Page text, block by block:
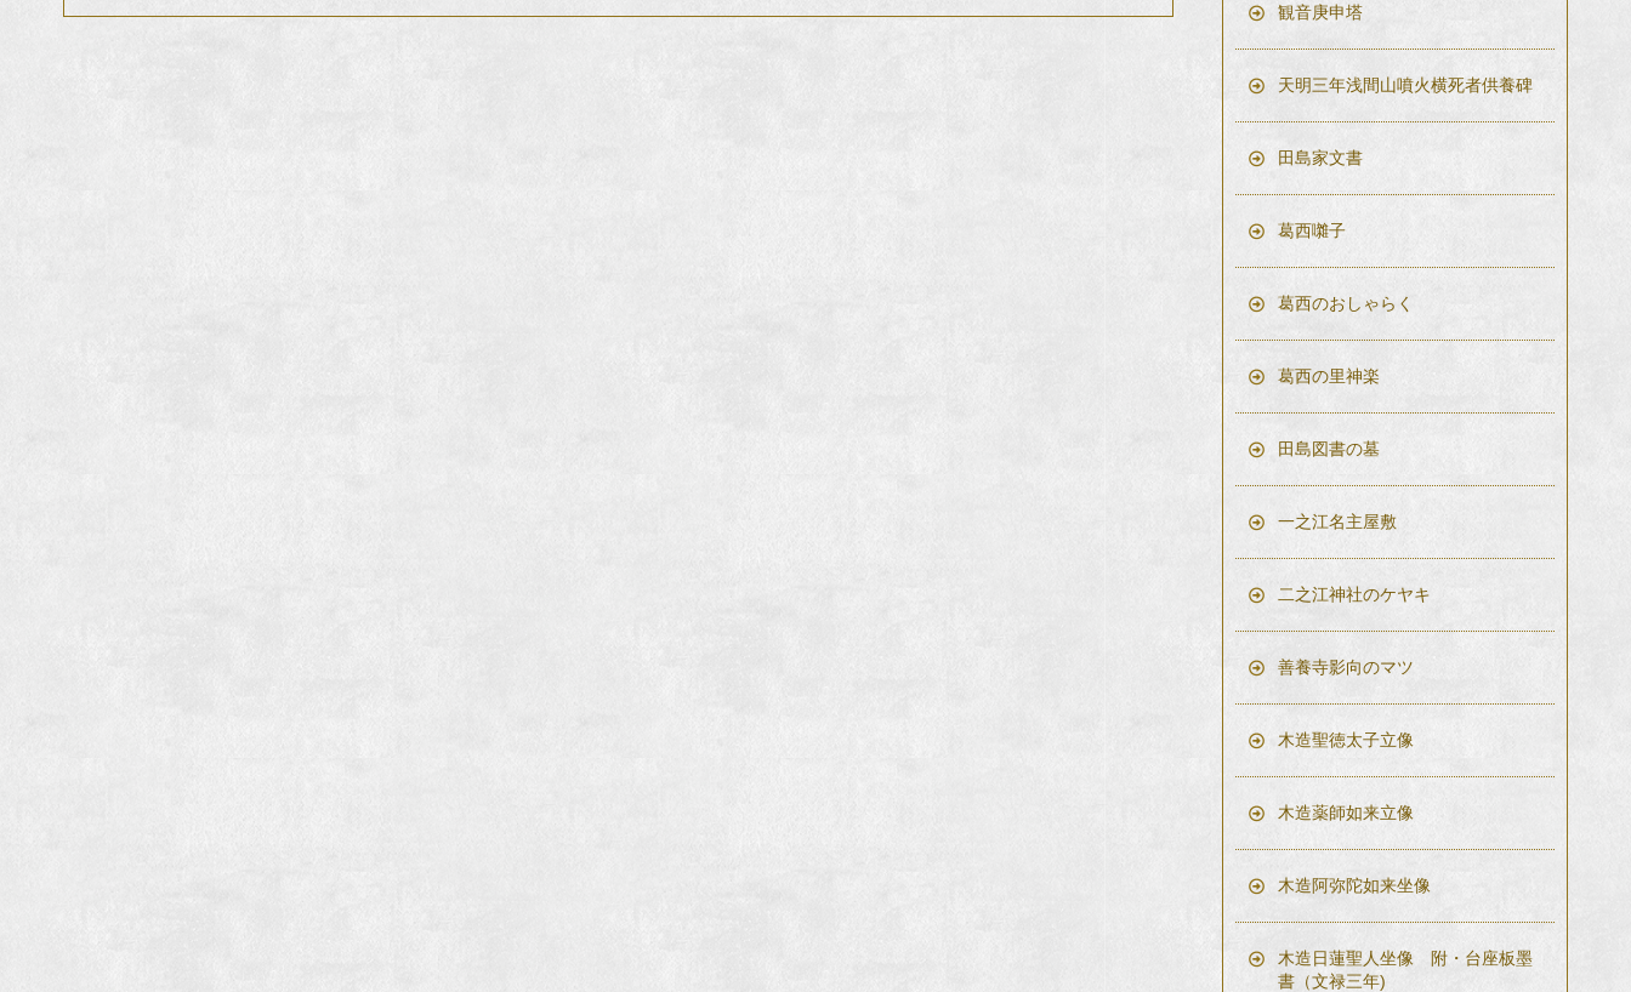
観音庚申塔
天明三年浅間山噴火横死者供養碑
田島家文書
葛西囃子
葛西のおしゃらく
葛西の里神楽
田島図書の墓
一之江名主屋敷
二之江神社のケヤキ
善養寺影向のマツ
木造聖徳太子立像
木造薬師如来立像
木造阿弥陀如来坐像
木造日蓮聖人坐像 附・台座板墨
書（文禄三年)